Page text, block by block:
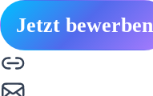
Jetzt bewerben